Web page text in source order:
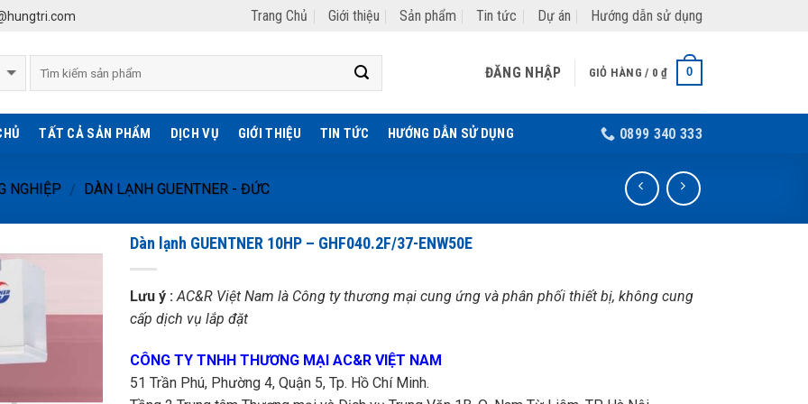
Trang Chủ Giới thiệu Sản phẩm Tin tức Dự án Hướng dẫn sử dụng
ĐĂNG NHẬP GIỎ HÀNG / 0₫ 0
TẤT CẢ SẢN PHẨM DỊCH VỤ GIỚI THIỆU TIN TỨC HƯỚNG DẪN SỬ DỤNG 0899 340 333
NGHIỆP / DÀN LẠNH GUENTNER - ĐỨC
Dàn lạnh GUENTNER 10HP – GHF040.2F/37-ENW50E
Lưu ý : AC&R Việt Nam là Công ty thương mại cung ứng và phân phối thiết bị, không cung
cấp dịch vụ lắp đặt
CÔNG TY TNHH THƯƠNG MẠI AC&R VIỆT NAM
51 Trần Phú, Phường 4, Quận 5, Tp. Hồ Chí Minh.